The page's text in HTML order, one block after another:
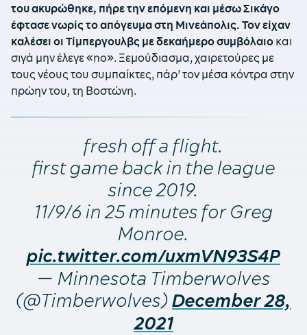
του ακυρώθηκε, πήρε την επόμενη και μέσω Σικάγο
έφτασε νωρίς το απόγευμα στη Μινεάπολις. Τον είχαν
καλέσει οι Τίμπεργουλβς με δεκαήμερο συμβόλαιο και
σιγά μην έλεγε «no». Ξεμούδιασμα, χαιρετούρες με
τους νέους του συμπαίκτες, πάρ’ τον μέσα κόντρα στην
πρώην του, τη Βοστώνη.
fresh off a flight.
first game back in the league
since 2019.
11/9/6 in 25 minutes for Greg
Monroe.
pic.twitter.com/uxmVN93S4P
— Minnesota Timberwolves
(@Timberwolves)December 28,
2021